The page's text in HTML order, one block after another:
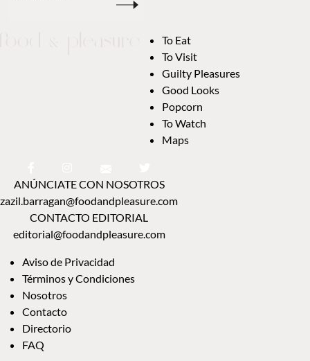
To Eat
To Visit
Guilty Pleasures
Good Looks
Popcorn
To Watch
Maps
ANÚNCIATE CON NOSOTROS
zazil.barragan@foodandpleasure.com
CONTACTO EDITORIAL
editorial@foodandpleasure.com
Aviso de Privacidad
Términos y Condiciones
Nosotros
Contacto
Directorio
FAQ